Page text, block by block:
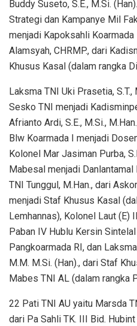
Buddy Suseto, S.E., M.Si.
Strategi dan Kampanye Mil
menjadi Kapoksahli
Alamsyah, CHRMP., dari
Khusus Kasal (dalam rangka
Laksma TNI Uki Prasetia,
Sesko TNI menjadi
Afrianto Ardi, S.E., M.Si.,
Blw Koarmada I menjadi
Kolonel Mar Jasiman Purba,
Mabesal menjadi
TNI Tunggul, M.Han., dari
menjadi Staf Khusus Kasal
Lemhannas), Kolonel Laut (E)
Paban IV Hublu Kersin
Pangkoarmada RI, dan
M.M. M.Si. (Han)., dari Staf
Mabes TNI AL (dalam rangka
22 Pati TNI AU yaitu Marsda
dari Pa Sahli TK. III Bid.